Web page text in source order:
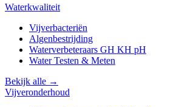
Waterkwaliteit
Vijverbacteriën
Algenbestrijding
Waterverbeteraars GH KH pH
Water Testen & Meten
Bekijk alle →
Vijveronderhoud